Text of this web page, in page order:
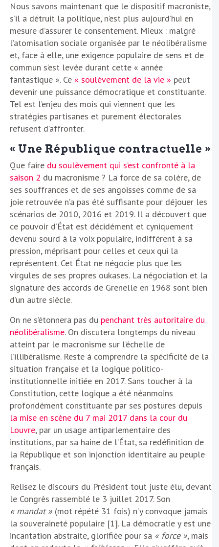
Nous savons maintenant que le dispositif macroniste,
s’il a détruit la politique, n’est plus aujourd’hui en
mesure d’assurer le consentement. Mieux : malgré
l’atomisation sociale organisée par le néolibéralisme
et, face à elle, une exigence populaire de sens et de
commun s’est levée durant cette « année
fantastique ». Ce « soulèvement de la vie » peut
devenir une puissance démocratique et constituante.
Tel est l’enjeu des mois qui viennent que les
stratégies partisanes et purement électorales
refusent d’affronter.
« Une République contractuelle »
Que faire du soulèvement qui s’est confronté à la
saison 2 du macronisme ? La force de sa colère, de
ses souffrances et de ses angoisses comme de sa
joie retrouvée n’a pas été suffisante pour déjouer les
scénarios de 2010, 2016 et 2019. Il a découvert que
ce pouvoir d’État est décidément et cyniquement
devenu sourd à la voix populaire, indifférent à sa
pression, méprisant pour celles et ceux qui la
représentent. Cet État ne négocie plus que les
virgules de ses propres oukases. La négociation et la
signature des accords de Grenelle en 1968 sont bien
d’un autre siècle.
On ne s’étonnera pas du penchant très autoritaire du
néolibéralisme. On discutera longtemps du niveau
atteint par le macronisme sur l’échelle de
l’illibéralisme. Reste à comprendre la spécificité de la
situation française et la logique politico-
institutionnelle initiée en 2017. Sans toucher à la
Constitution, cette logique a été néanmoins
profondément constituante par ses postures depuis
la mise en scène du 7 mai 2017 dans la cour du
Louvre, par un usage antiparlementaire des
institutions, par sa haine de l’État, sa redéfinition de
la République et son injonction identitaire au peuple
français.
Relisez le discours du Président tout juste élu, devant
le Congrès rassemblé le 3 juillet 2017. Son
« mandat » (mot répété 31 fois) n’y convoque jamais
la souveraineté populaire [1]. La démocratie y est une
incantation abstraite, glorifiée pour sa « force », mais